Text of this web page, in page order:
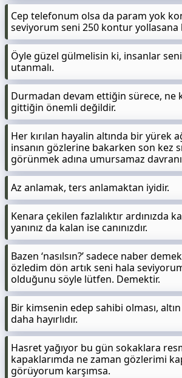
Cep telefonum olsa da param yok
seviyorum seni 250 kontur yollasana
Öyle güzel gülmelisin ki, insanlar
utanmalı.
Durmadan devam ettiğin sürece, ne
gittiğin önemli değildir.
Her kırılan hayalin altında bir yürek
insanın gözlerine bakarken son kez
görünmek adına umursamaz
Az anlamak, ters anlamaktan iyidir.
Kenara çekilen fazlalıktır ardınızda
yanınız da kalan ise canınızdır.
Bazen ‘nasılsın?’ sadece naber
özledim dön artık seni hala
olduğunu söyle lütfen. Demektir.
Bir kimsenin edep sahibi olması,
daha hayırlıdır.
Hasret yağıyor bu gün sokaklara
kapaklarımda ne zaman gözlerimi
görüyorum karşımsa.